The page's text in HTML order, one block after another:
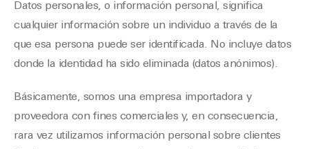
Datos personales, o información personal, significa
cualquier información sobre un individuo a través de la
que esa persona puede ser identificada. No incluye datos
donde la identidad ha sido eliminada (datos anónimos).
Básicamente, somos una empresa importadora y
proveedora con fines comerciales y, en consecuencia,
rara vez utilizamos información personal sobre clientes